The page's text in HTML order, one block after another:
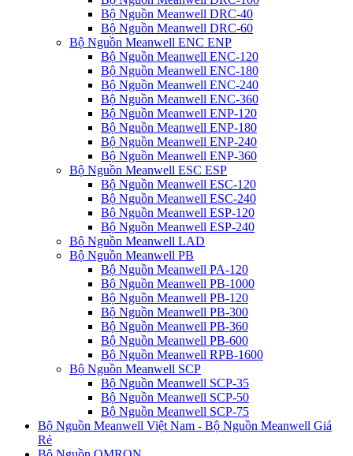
Bộ Nguồn Meanwell DRC-40
Bộ Nguồn Meanwell DRC-60
Bộ Nguồn Meanwell ENC ENP
Bộ Nguồn Meanwell ENC-120
Bộ Nguồn Meanwell ENC-180
Bộ Nguồn Meanwell ENC-240
Bộ Nguồn Meanwell ENC-360
Bộ Nguồn Meanwell ENP-120
Bộ Nguồn Meanwell ENP-180
Bộ Nguồn Meanwell ENP-240
Bộ Nguồn Meanwell ENP-360
Bộ Nguồn Meanwell ESC ESP
Bộ Nguồn Meanwell ESC-120
Bộ Nguồn Meanwell ESC-240
Bộ Nguồn Meanwell ESP-120
Bộ Nguồn Meanwell ESP-240
Bộ Nguồn Meanwell LAD
Bộ Nguồn Meanwell PB
Bộ Nguồn Meanwell PA-120
Bộ Nguồn Meanwell PB-1000
Bộ Nguồn Meanwell PB-120
Bộ Nguồn Meanwell PB-300
Bộ Nguồn Meanwell PB-360
Bộ Nguồn Meanwell PB-600
Bộ Nguồn Meanwell RPB-1600
Bộ Nguồn Meanwell SCP
Bộ Nguồn Meanwell SCP-35
Bộ Nguồn Meanwell SCP-50
Bộ Nguồn Meanwell SCP-75
Bộ Nguồn Meanwell Việt Nam - Bộ Nguồn Meanwell Giá
Rẻ